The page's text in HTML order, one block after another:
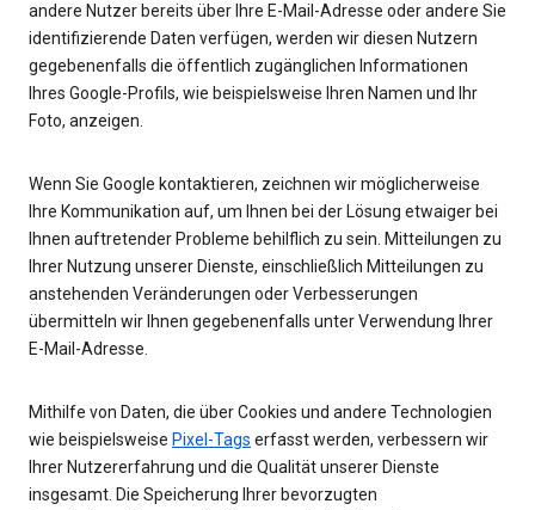
andere Nutzer bereits über Ihre E-Mail-Adresse oder andere Sie
identifizierende Daten verfügen, werden wir diesen Nutzern
gegebenenfalls die öffentlich zugänglichen Informationen
Ihres Google-Profils, wie beispielsweise Ihren Namen und Ihr
Foto, anzeigen.
Wenn Sie Google kontaktieren, zeichnen wir möglicherweise
Ihre Kommunikation auf, um Ihnen bei der Lösung etwaiger bei
Ihnen auftretender Probleme behilflich zu sein. Mitteilungen zu
Ihrer Nutzung unserer Dienste, einschließlich Mitteilungen zu
anstehenden Veränderungen oder Verbesserungen
übermitteln wir Ihnen gegebenenfalls unter Verwendung Ihrer
E-Mail-Adresse.
Mithilfe von Daten, die über Cookies und andere Technologien
wie beispielsweise Pixel-Tags erfasst werden, verbessern wir
Ihrer Nutzererfahrung und die Qualität unserer Dienste
insgesamt. Die Speicherung Ihrer bevorzugten